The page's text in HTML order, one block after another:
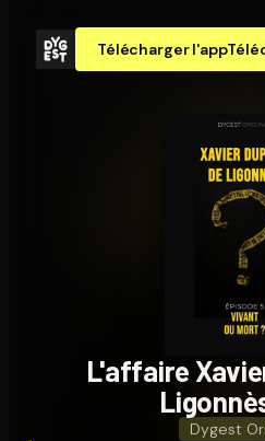
Télécharger l'app
L'affaire
Dygest